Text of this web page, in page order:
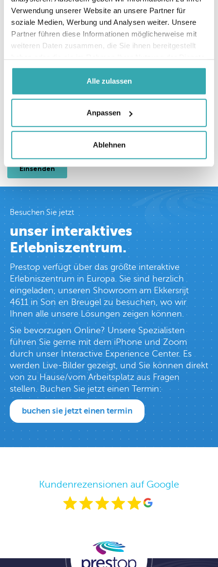
Verwendung unserer Website an unsere Partner für
soziale Medien, Werbung und Analysen weiter. Unsere
Partner führen diese Informationen möglicherweise mit
weiteren Daten zusammen, die Sie ihnen bereitgestellt
gesammelt haben.
Alle zulassen
Anpassen
Ablehnen
Besuchen Sie jetzt
unser interaktives
Erlebniszentrum.
Prestop verfügt über das größte interaktive
Erlebniszentrum in Europa. Sie sind herzlich
eingeladen, unseren Showroom am Ekkersrijt
4611 in Son en Breugel zu besuchen, wo wir
Ihnen alle unsere Lösungen zeigen können.
Sie bevorzugen Online? Unsere Spezialisten
führen Sie gerne mit dem iPhone und Zoom
durch unser Interactive Experience Center. Es
werden Live-Bilder gezeigt, und Sie können direkt
von zu Hause/vom Arbeitsplatz aus Fragen
stellen. Buchen Sie jetzt einen Termin:
buchen sie jetzt einen termin
Kundenrezensionen auf Google